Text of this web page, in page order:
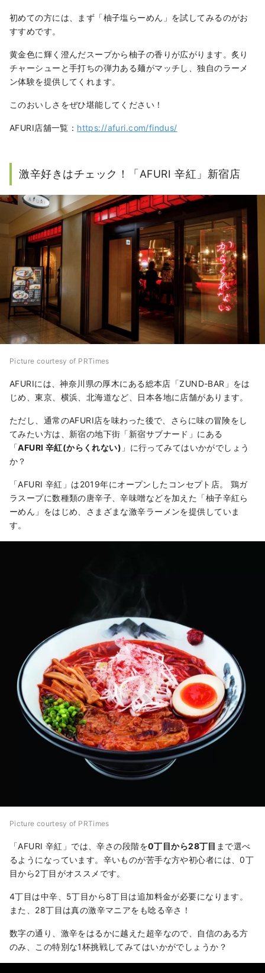
初めての方には、まず「柚子塩らーめん」を試してみるのがお
すすめです。
黄金色に輝く澄んだスープから柚子の香りが広がります。炙り
チャーシューと手打ちの弾力ある麺がマッチし、独自のラーメ
ン体験を提供してくれます。
このおいしさをぜひ堪能してください！
AFURI店舖一覧： https://afuri.com/findus/
激辛好きはチェック！「AFURI 辛紅」新宿店
Picture courtesy of PRTimes
AFURIには、神奈川県の厚木にある総本店「ZUND-BAR」をは
じめ、東京、横浜、北海道など、日本各地に店舗があります。
ただし、通常のAFURI店を味わった後で、さらに味の冒険をし
てみたい方は、新宿の地下街「新宿サブナード」にある
「AFURI 辛紅(からくれない) 」に行ってみてはいかがでしょう
か？
「AFURI 辛紅」は2019年にオープンしたコンセプト店。 鶏ガ
ラスープに数種類の唐辛子、辛味噌などを加えた「柚子辛紅ら
ーめん」をはじめ、さまざまな激辛ラーメンを提供していま
す。
Picture courtesy of PRTimes
「AFURI 辛紅」では、辛さの段階を0丁目から28丁目 まで選べ
るようになっています。辛いものが苦手な方や初心者には、0丁
目から2丁目がオススメです。
4丁目は中辛、5丁目から8丁目は追加料金が必要になります。
また、28丁目は真の激辛マニアをも唸る辛さ！
数字の通り、激辛をはるかに越えた超辛なので、自信のある方
のみ、この特別な1杯挑戦してみてはいかがでしょうか？